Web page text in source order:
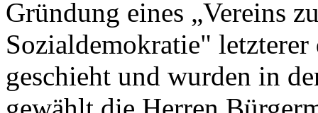
Gründung eines „Vereins
Sozialdemokratie"
geschieht und wurden in